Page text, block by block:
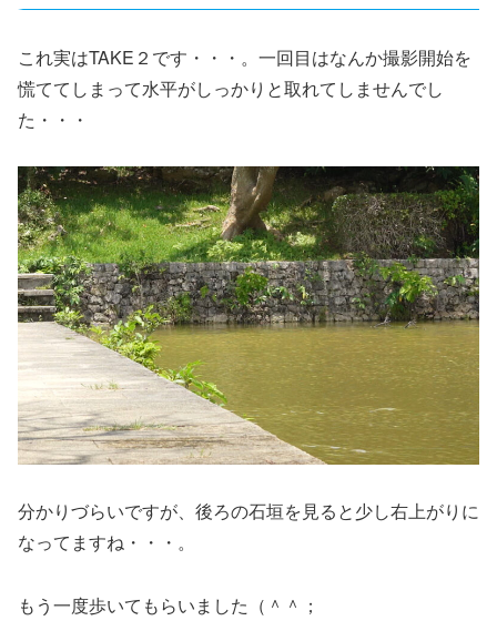
これ実はTAKE２です・・・。一回目はなんか撮影開始を
慌ててしまって水平がしっかりと取れてしませんでし
た・・・
分かりづらいですが、後ろの石垣を見ると少し右上がりに
なってますね・・・。
もう一度歩いてもらいました（＾＾；